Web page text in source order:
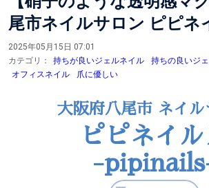
尾市ネイルサロン ピピネ
2025年05月15日 07:01
カテゴリ：
持ちが良いジェルネイル 持ちの良いジ
オフィスネイル
爪に優しい
大阪府八尾市 ネイル
ピピネイル
-